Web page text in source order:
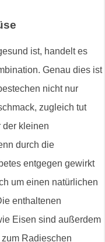
ist, handelt es
Genau dies ist
nicht nur
zugleich tut
der kleinen
durch die
entgegen gewirkt
um einen natürlichen
enthaltenen
Eisen sind außerdem
Radieschen